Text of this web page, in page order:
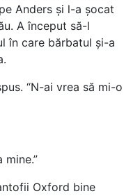
Anders și l-a șocat
A început să-l
în care bărbatul și-a
“N-ai vrea să mi-o
mine.”
Oxford bine